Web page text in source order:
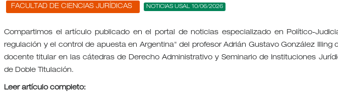
FACULTAD DE CIENCIAS JURÍDICAS NOTICIAS USAL 10/06/2026
Compartimos el artículo publicado en el portal de noticias especializado en Político-
regulación y el control de apuesta en Argentina" del profesor Adrián Gustavo González Illing
docente titular en las cátedras de Derecho Administrativo y Seminario de Instituciones
de Doble Titulación.
Leer artículo completo: